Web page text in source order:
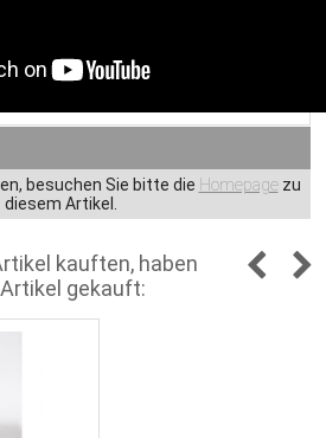
besuchen Sie bitte die Homepagezu
diesem Artikel.
kauften, haben
gekauft: